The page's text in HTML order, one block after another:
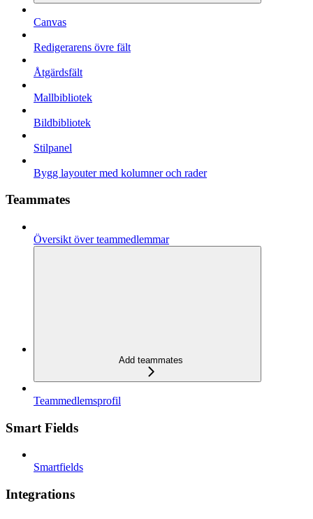
Canvas
Redigerarens övre fält
Åtgärdsfält
Mallbibliotek
Bildbibliotek
Stilpanel
Bygg layouter med kolumner och rader
Teammates
Översikt över teammedlemmar
Add teammates
Teammedlemsprofil
Smart Fields
Smartfields
Integrations